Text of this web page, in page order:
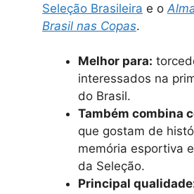
Seleção Brasileira e o
Brasil nas Copas.
Melhor para:
interessados na
do Brasil.
Também combina
que gostam de
memória esportiva
da Seleção.
Principal